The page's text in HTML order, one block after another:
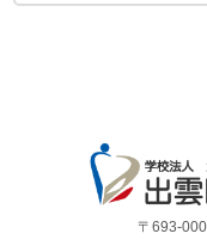
〒693-